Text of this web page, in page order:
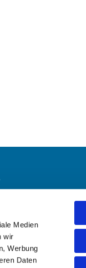
Medien
wir
Werbung
Daten